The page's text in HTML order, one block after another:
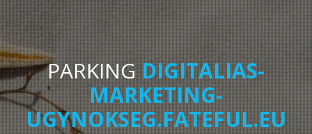
PARKINGDIGITALIAS-
MARKETING-
UGYNOKSEG.FATEFUL.EU